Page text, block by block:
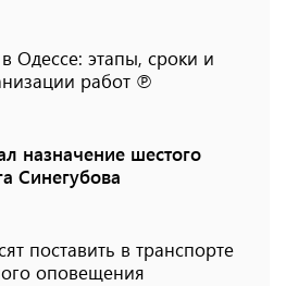
Одессе: этапы, сроки и
работ ℗
назначение шестого
Синегубова
поставить в транспорте
оповещения